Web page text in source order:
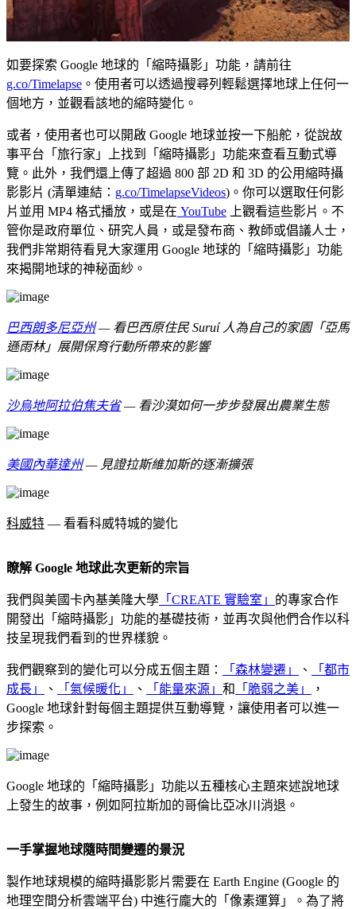
如要探索 Google 地球的「縮時攝影」功能，請前往
g.co/Timelapse 。使用者可以透過搜尋列輕鬆選擇地球上任何一
個地方，並觀看該地的縮時變化。
或者，使用者也可以開啟 Google 地球並按一下船舵，從說故
事平台「旅行家」上找到「縮時攝影」功能來查看互動式導
覽。此外，我們還上傳了超過 800 部 2D 和 3D 的公用縮時攝
影影片 (清單連結： g.co/TimelapseVideos)。你可以選取任何影
片並用 MP4 格式播放，或是在 YouTube 上觀看這些影片。不
管你是政府單位、研究人員，或是發布商、教師或倡議人士，
我們非常期待看見大家運用 Google 地球的「縮時攝影」功能
來揭開地球的神秘面紗。
巴西朗多尼亞州— 看巴西原住民 Suruí 人為自己的家園「亞馬
遜雨林」展開保育行動所帶來的影響
沙烏地阿拉伯焦夫省— 看沙漠如何一步步發展出農業生態
美國內華達州— 見證拉斯維加斯的逐漸擴張
科威特 — 看看科威特城的變化
瞭解 Google 地球此次更新的宗旨
我們與美國卡內基美隆大學 「CREATE 實驗室」 的專家合作
開發出「縮時攝影」功能的基礎技術，並再次與他們合作以科
技呈現我們看到的世界樣貌。
我們觀察到的變化可以分成五個主題： 「森林變遷」 、
「都市
成長」
、 「氣候暖化」 、 「能量來源」 和 「脆弱之美」
，
Google 地球針對每個主題提供互動導覽，讓使用者可以進一
步探索。
Google 地球的「縮時攝影」功能以五種核心主題來述說地球
上發生的故事，例如阿拉斯加的哥倫比亞冰川消退。
一手掌握地球隨時間變遷的景況
製作地球規模的縮時攝影影片需要在 Earth Engine (Google 的
地理空間分析雲端平台) 中進行龐大的「像素運算」。為了將